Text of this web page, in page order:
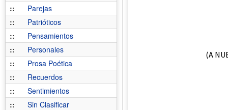
::
Parejas
::
Patrióticos
::
Pensamientos
::
Personales
::
Prosa Poética
::
Recuerdos
::
Sentimientos
::
Sin Clasificar
(A